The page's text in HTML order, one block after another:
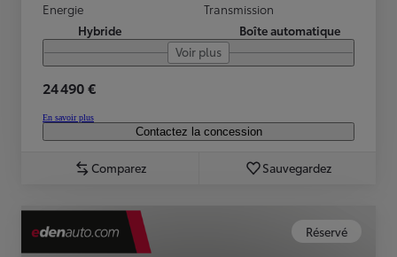
Energie
Hybride
Transmission
Boîte automatique
Voir plus
24 490 €
En savoir plus
Contactez la concession
Comparez Sauvegardez
Réservé